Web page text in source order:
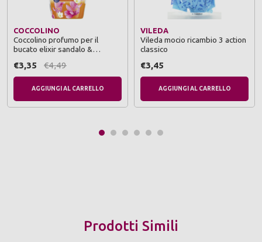
COCCOLINO
Coccolino profumo per il
bucato elixir sandalo &
€3,35 €4,49
AGGIUNGI AL CARRELLO
VILEDA
Vileda mocio ricambio 3 action
classico
€3,45
AGGIUNGI AL CARRELLO
Prodotti Simili